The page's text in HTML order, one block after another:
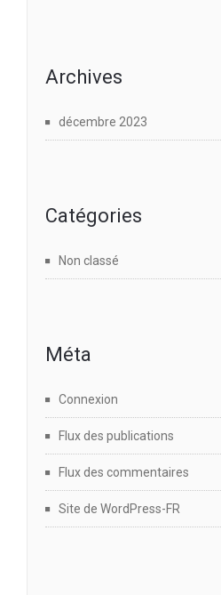
Archives
décembre 2023
Catégories
Non classé
Méta
Connexion
Flux des publications
Flux des commentaires
Site de WordPress-FR